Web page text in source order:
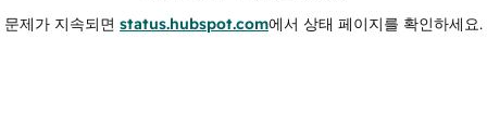
문제가 지속되면 status.hubspot.com에서 상태 페이지를 확인하세요.